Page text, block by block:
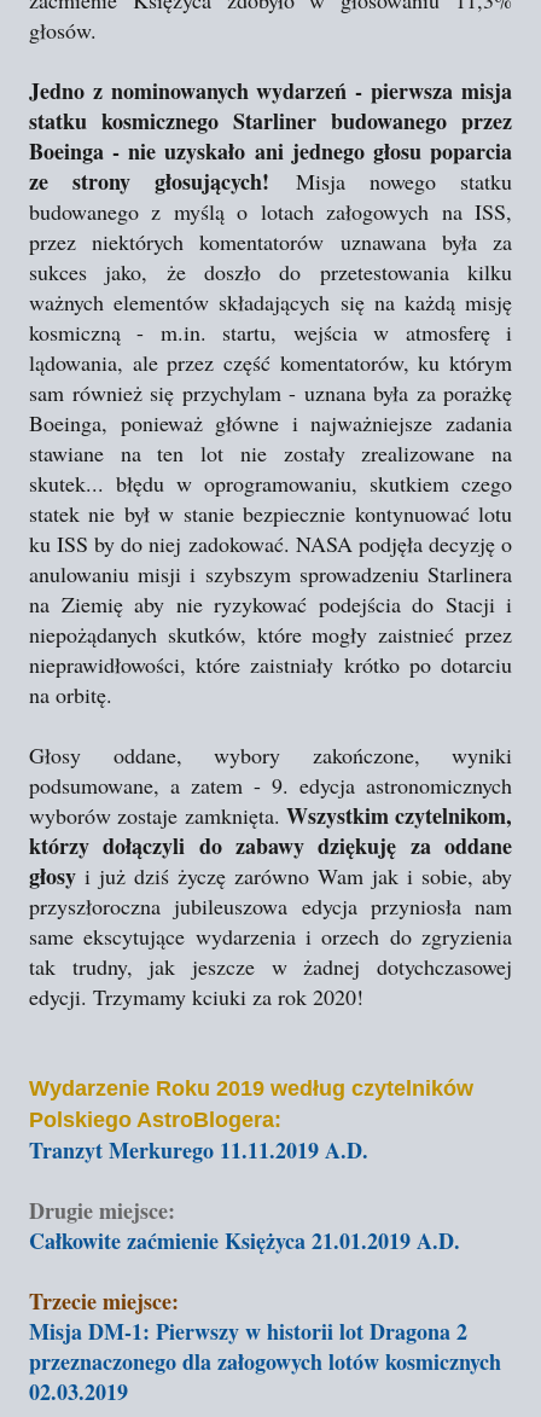
głosów.
Jedno z nominowanych wydarzeń - pierwsza misja
statku kosmicznego Starliner budowanego przez
Boeinga - nie uzyskało ani jednego głosu poparcia
ze strony głosujących! Misja nowego statku
budowanego z myślą o lotach załogowych na ISS,
przez niektórych komentatorów uznawana była za
sukces jako, że doszło do przetestowania kilku
ważnych elementów składających się na każdą misję
kosmiczną - m.in. startu, wejścia w atmosferę i
lądowania, ale przez część komentatorów, ku którym
sam również się przychylam - uznana była za porażkę
Boeinga, ponieważ główne i najważniejsze zadania
stawiane na ten lot nie zostały zrealizowane na
skutek... błędu w oprogramowaniu, skutkiem czego
statek nie był w stanie bezpiecznie kontynuować lotu
ku ISS by do niej zadokować. NASA podjęła decyzję o
anulowaniu misji i szybszym sprowadzeniu Starlinera
na Ziemię aby nie ryzykować podejścia do Stacji i
niepożądanych skutków, które mogły zaistnieć przez
nieprawidłowości, które zaistniały krótko po dotarciu
na orbitę.
Głosy oddane, wybory zakończone, wyniki
podsumowane, a zatem - 9. edycja astronomicznych
wyborów zostaje zamknięta. Wszystkim czytelnikom,
którzy dołączyli do zabawy dziękuję za oddane
głosy i już dziś życzę zarówno Wam jak i sobie, aby
przyszłoroczna jubileuszowa edycja przyniosła nam
same ekscytujące wydarzenia i orzech do zgryzienia
tak trudny, jak jeszcze w żadnej dotychczasowej
edycji. Trzymamy kciuki za rok 2020!
Wydarzenie Roku 2019 według czytelników
Polskiego AstroBlogera:
Tranzyt Merkurego 11.11.2019 A.D.
Drugie miejsce:
Całkowite zaćmienie Księżyca 21.01.2019 A.D.
Trzecie miejsce:
Misja DM-1: Pierwszy w historii lot Dragona 2
przeznaczonego dla załogowych lotów kosmicznych
02.03.2019